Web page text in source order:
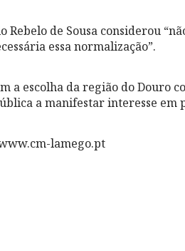
Rebelo de Sousa considerou
essa normalização”.
a escolha da região do Douro
a manifestar interesse
lamego.pt